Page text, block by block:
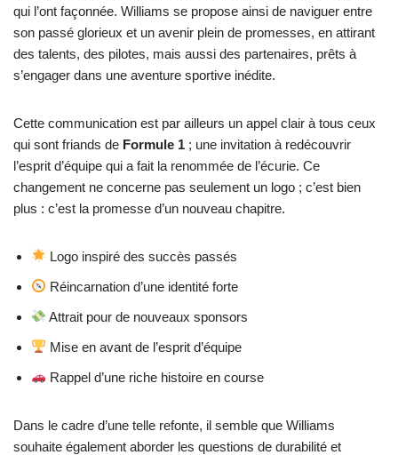
qui l’ont façonnée. Williams se propose ainsi de naviguer entre
son passé glorieux et un avenir plein de promesses, en attirant
des talents, des pilotes, mais aussi des partenaires, prêts à
s’engager dans une aventure sportive inédite.
Cette communication est par ailleurs un appel clair à tous ceux
qui sont friands de Formule 1 ; une invitation à redécouvrir
l’esprit d’équipe qui a fait la renommée de l’écurie. Ce
changement ne concerne pas seulement un logo ; c’est bien
plus : c’est la promesse d’un nouveau chapitre.
Logo inspiré des succès passés
Réincarnation d’une identité forte
Attrait pour de nouveaux sponsors
Mise en avant de l’esprit d’équipe
Rappel d’une riche histoire en course
Dans le cadre d’une telle refonte, il semble que Williams
souhaite également aborder les questions de durabilité et